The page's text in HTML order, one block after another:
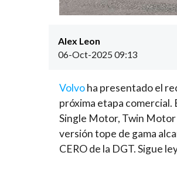
Alex Leon
06-Oct-2025 09:13
Volvoha presentado el
próxima etapa
Single Motor, Twin Motor
versión tope de gama
CERO de la DGT. Sigue